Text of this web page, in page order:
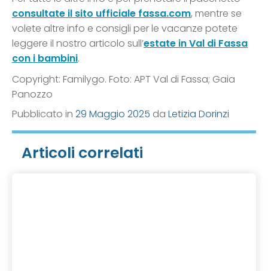
consultate il sito ufficiale fassa.com, mentre se
volete altre info e consigli per le vacanze potete
leggere il nostro articolo sull’estate in Val di Fassa
con i bambini.
Copyright: Familygo. Foto: APT Val di Fassa; Gaia
Panozzo
Pubblicato in 29 Maggio 2025 da Letizia Dorinzi
Articoli correlati